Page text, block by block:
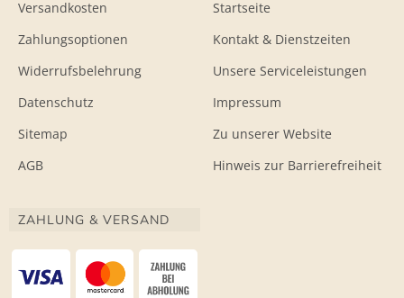
Versandkosten
Zahlungsoptionen
Widerrufsbelehrung
Datenschutz
Sitemap
AGB
Startseite
Kontakt & Dienstzeiten
Unsere Serviceleistungen
Impressum
Zu unserer Website
Hinweis zur Barrierefreiheit
ZAHLUNG & VERSAND